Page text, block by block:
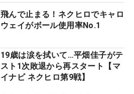
飛んで止まる！ネクヒロでキャロ
ウェイがボール使用率No.1
19歳は涙を拭いて…平畑佳子がテ
スト1次敗退から再スタート【マ
イナビ ネクヒロ第9戦】